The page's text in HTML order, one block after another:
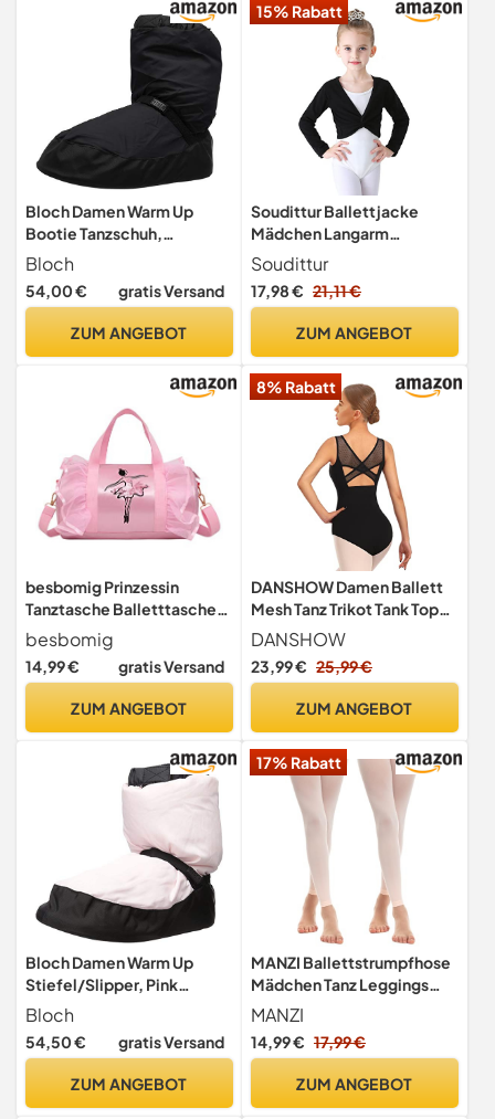
Bloch Damen Warm Up
Bootie Tanzschuh,
Schwarz, X-Small
Bloch
54,00 € gratis Versand
ZUM ANGEBOT
15% Rabatt
Soudittur Ballettjacke
Mädchen Langarm
Weichem Baumwollstoff
Wärmende Ballettkleidung
für Kinder (Schwarz, 125-
Soudittur
17,98 € 21,11 €
ZUM ANGEBOT
besbomig Prinzessin
Tanztasche Balletttasche
Umhängetasche
Sporttasche Tasche Farbe
pink Geschenk Dance Gym
besbomig
14,99 € gratis Versand
ZUM ANGEBOT
8% Rabatt
DANSHOW Damen Ballett
Mesh Tanz Trikot Tank Top
Crisscross Hohl Rücken
Tanzbekleidung Ballett
Trikot(23601-06-S)
DANSHOW
23,99 € 25,99 €
ZUM ANGEBOT
Bloch Damen Warm Up
Stiefel/Slipper, Pink
(Candy pink), Medium
Bloch
54,50 € gratis Versand
ZUM ANGEBOT
17% Rabatt
MANZI Ballettstrumpfhose
Mädchen Tanz Leggings
Kinder Strumpfhose Ohne
Fuss
MANZI
14,99 € 17,99 €
ZUM ANGEBOT